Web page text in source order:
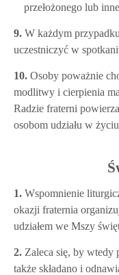
przełożonego lub
9. W każdym
uczestniczyć w
10. Osoby poważnie
modlitwy i cierpienia
Radzie fraterni
osobom udziału w
1. Wspomnienie
okazji fraternia
udziałem we Mszy
2. Zaleca się, by wtedy
także składano i